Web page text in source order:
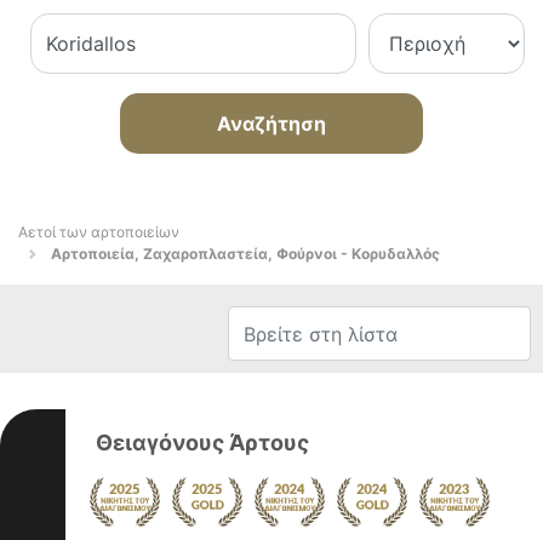
Αναζήτηση
Αετοί των αρτοποιείων
Αρτοποιεία, Ζαχαροπλαστεία, Φούρνοι - Κορυδαλλός
Θειαγόνους Άρτους